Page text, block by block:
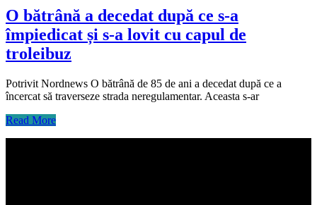
O bătrână a decedat după ce s-a
împiedicat și s-a lovit cu capul de
troleibuz
Potrivit Nordnews O bătrână de 85 de ani a decedat după ce a
încercat să traverseze strada neregulamentar. Aceasta s-ar
Read More